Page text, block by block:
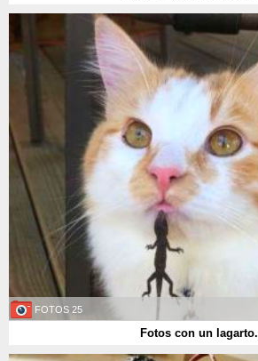
25 FOTOS
Fotos con un lagarto.